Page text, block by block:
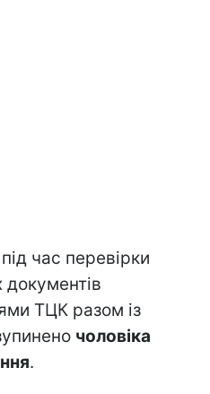
час перевірки
документів
ТЦК разом із
чоловіка
.